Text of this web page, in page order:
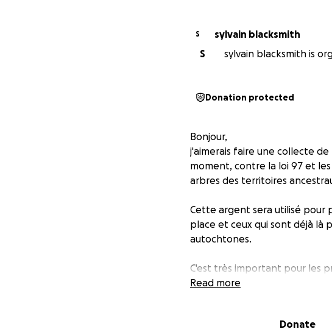
S
sylvain blacksmith
S
sylvain blacksmith is
Donation protected
Bonjour,
j'aimerais faire une collecte
moment, contre la loi 97 et
arbres des territoires
Cette argent sera utilisé pour
place et ceux qui sont déjà là
autochtones.
C'est très important pour les
C'est leur maison, leurs
arbres qui menace leurs
Read more
Donate